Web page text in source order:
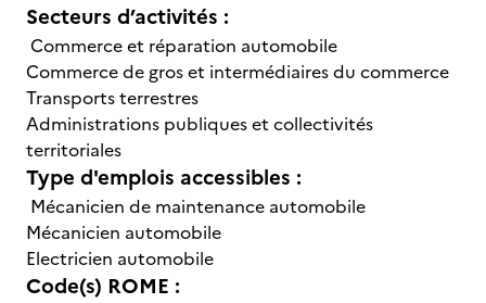
Secteurs d’activités :
Commerce et réparation automobile
Commerce de gros et intermédiaires du commerce
Transports terrestres
Administrations publiques et collectivités
territoriales
Type d'emplois accessibles :
Mécanicien de maintenance automobile
Mécanicien automobile
Electricien automobile
Code(s) ROME :